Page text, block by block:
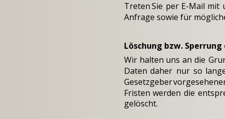
TretenSie per E-Mail mit
Anfrage sowie für
Löschung bzw.
Wir halten uns an die
Daten daher nur so
Gesetzgeber
Fristen werden die
gelöscht.